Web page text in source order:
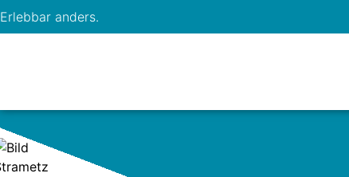
Erlebbar anders.